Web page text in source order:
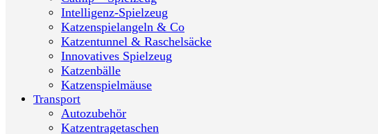
Intelligenz-Spielzeug
Katzenspielangeln & Co
Katzentunnel & Raschelsäcke
Innovatives Spielzeug
Katzenbälle
Katzenspielmäuse
Transport
Autozubehör
Katzentragetaschen